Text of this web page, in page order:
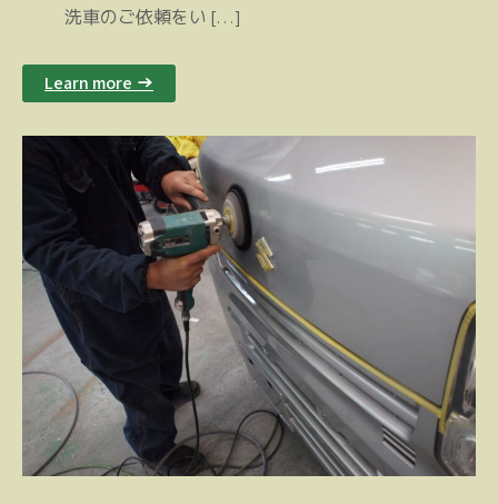
洗車のご依頼をい […]
Learn more →